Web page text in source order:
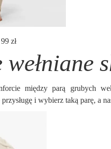
zł
między parą grubych
i wybierz taką parę, a